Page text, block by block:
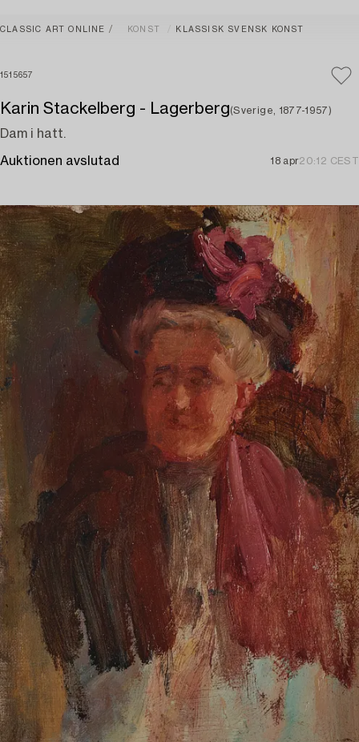
CLASSIC ART ONLINE KONST KLASSISK SVENSK KONST
1515657
Karin Stackelberg - Lagerberg(Sverige, 1877-1957)
Dam i hatt.
Auktionen avslutad 18 apr20:12 CEST